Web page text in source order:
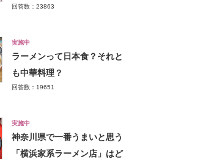
回答数：23863
実施中
ラーメンって日本食？それと
も中華料理？
回答数：19651
実施中
神奈川県で一番うまいと思う
「横浜家系ラーメン店」はど